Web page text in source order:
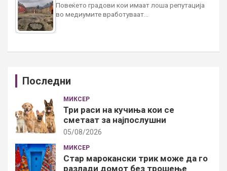
Повеќето градови кои имаат лоша репутација
во медиумите вработуваат…
Последни
МИКСЕР
Три раси на кучиња кои се
сметаат за најпослушни
05/08/2026
МИКСЕР
Стар марокански трик може да го
разлади домот без трошење